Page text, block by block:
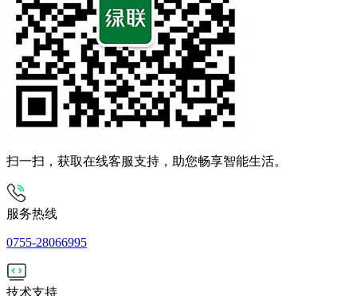
扫一扫，获取在线客服支持，助您畅享智能生活。
服务热线
0755-28066995
技术支持